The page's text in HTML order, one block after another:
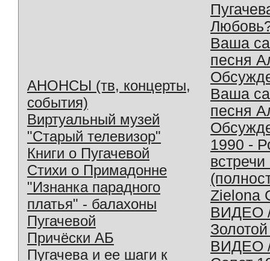
АНОНСЫ (тв, концерты,
события)
Виртуальный музей
"Старый телевизор"
Книги о Пугачевой
Стихи о Примадонне
"Изнанка парадного
платья" - балахоны
Пугачевой
Причёски АБ
Пугачева и ее шаги к
Ваша
песня
Ваша
песня
1990 -
Zielona
ВИДЕО
ВИДЕО